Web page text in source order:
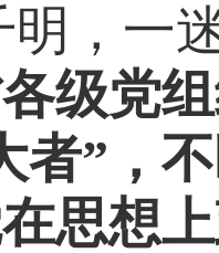
明，一
级党
者”，
思想